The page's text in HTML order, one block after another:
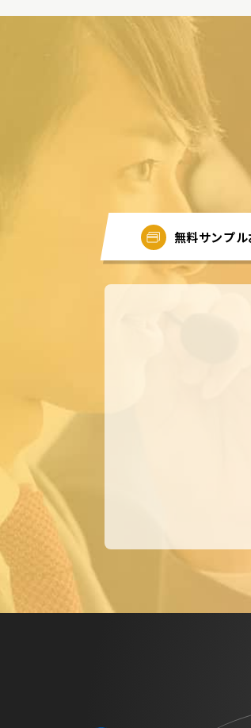
無料サンプ